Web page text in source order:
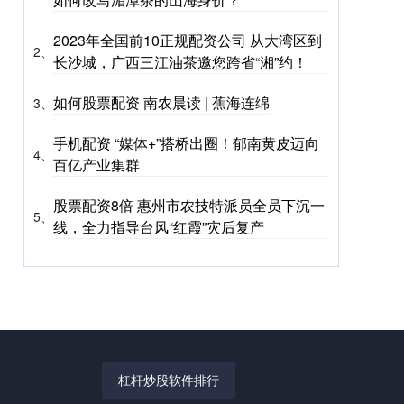
2、
2023年全国前10正规配资公司 从大湾区到
长沙城，广西三江油茶邀您跨省“湘”约！
3、 如何股票配资 南农晨读 | 蕉海连绵
4、
手机配资 “媒体+”搭桥出圈！郁南黄皮迈向
百亿产业集群
5、
股票配资8倍 惠州市农技特派员全员下沉一
线，全力指导台风“红霞”灾后复产
杠杆炒股软件排行